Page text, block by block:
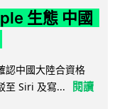
生態 中國
認中國大陸合資格
至 Siri 及寫...
閱讀